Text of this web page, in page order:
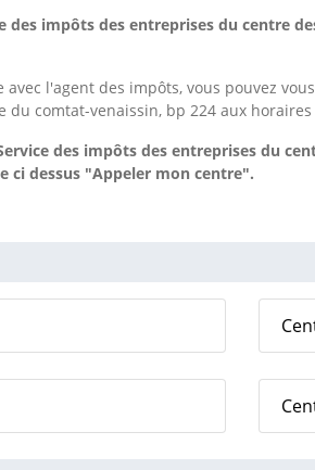
des impôts des entreprises du centre
l'agent des impôts, vous pouvez
du comtat-venaissin, bp 224 aux
des impôts des entreprises du
ci dessus "Appeler mon centre".